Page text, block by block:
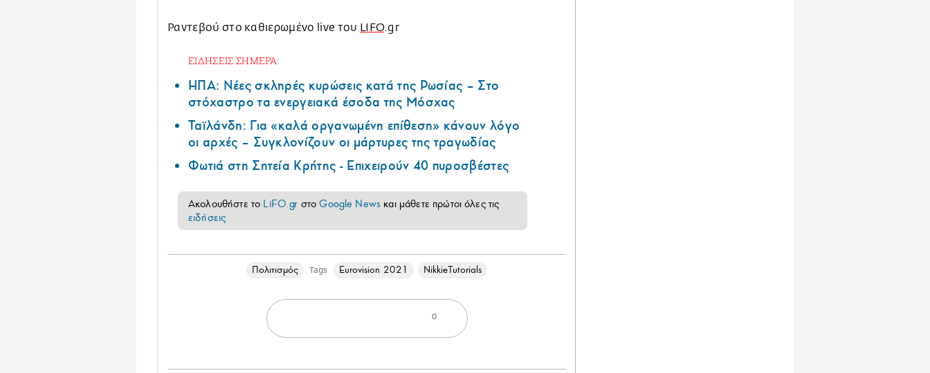
Ραντεβού στο καθιερωμένο live του LIFO.gr
ΕΙΔΗΣΕΙΣ ΣΗΜΕΡΑ:
ΗΠΑ: Nέες σκληρές κυρώσεις κατά της Ρωσίας – Στο
στόχαστρο τα ενεργειακά έσοδα της Μόσχας
Ταϊλάνδη: Για «καλά οργανωμένη επίθεση» κάνουν λόγο
οι αρχές – Συγκλονίζουν οι μάρτυρες της τραγωδίας
Φωτιά στη Σητεία Κρήτης - Επιχειρούν 40 πυροσβέστες
Ακολουθήστε το LiFO.gr στοGoogle News και μάθετε πρώτοι όλες τις
ειδήσεις
Πολιτισμός Tags Eurovision 2021 NikkieTutorials
0